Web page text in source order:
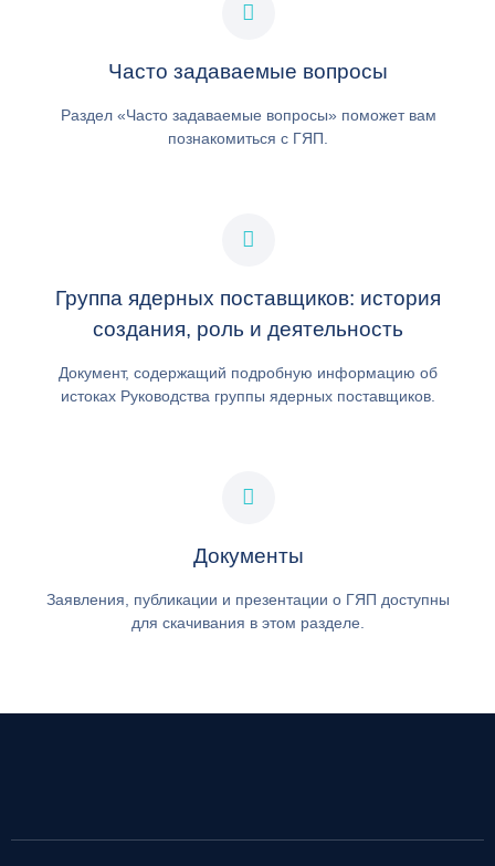
Часто задаваемые вопросы
Раздел «Часто задаваемые вопросы» поможет вам
познакомиться с ГЯП.
Группа ядерных поставщиков: история
создания, роль и деятельность
Документ, содержащий подробную информацию об
истоках Руководства группы ядерных поставщиков.
Документы
Заявления, публикации и презентации о ГЯП доступны
для скачивания в этом разделе.